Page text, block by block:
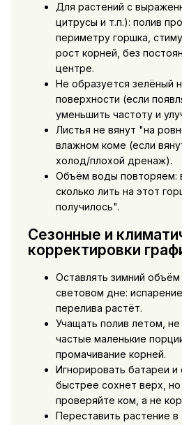
Для растений с
цитрусы и т.п.): полив
периметру горшка,
рост корней, без
центре.
Не образуется зелёный
поверхности (если
уменьшить частоту и
Листья не вянут "на
влажном коме (если
холод/плохой дренаж).
Объём воды повторяем:
сколько лить на этот
получилось".
Сезонные и
корректировки
Оставлять зимний
световом дне:
перелива растёт.
Учащать полив летом,
частые маленькие
промачивание корней.
Игнорировать батареи и
быстрее сохнет верх, но
проверяйте ком, а не
Переставить растение в